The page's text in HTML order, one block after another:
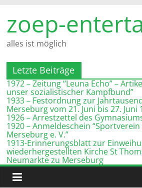
Inhalt
springen
zoep-
alles ist möglich
Letzte Beiträge
1972 – Zeitung “Leuna Echo” –
unser sozialistischer Kampfbund”
1933 – Festordnung zur
Merseburg vom 21. Juni bis 27. Juni
1926 – Arrestzettel des
1920 – Anmeldeschein
Merseburg e. V.”
1913-Erinnerungsblatt zur
wiederhergestellten Kirche St
Neumarkte zu Merseburg